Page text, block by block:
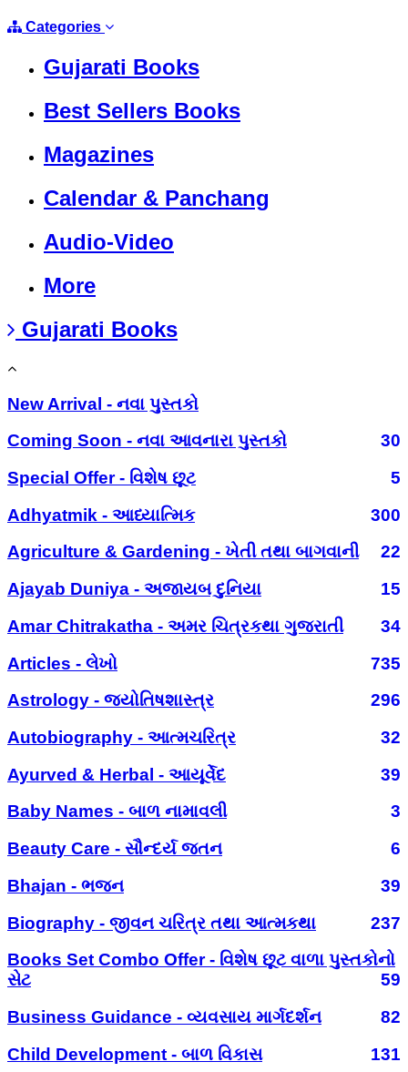
Categories
Gujarati Books
Best Sellers Books
Magazines
Calendar & Panchang
Audio-Video
More
Gujarati Books
New Arrival - નવા પુસ્તકો
Coming Soon - નવા આવનારા પુસ્તકો
30
Special Offer - વિશેષ છૂટ
5
Adhyatmik - આધ્યાત્મિક
300
Agriculture & Gardening - ખેતી તથા બાગવાની
22
Ajayab Duniya - અજાયબ દુનિયા
15
Amar Chitrakatha - અમર ચિત્રકથા ગુજરાતી
34
Articles - લેખો
735
Astrology - જ્યોતિષશાસ્ત્ર
296
Autobiography - આત્મચરિત્ર
32
Ayurved & Herbal - આયૂર્વેદ
39
Baby Names - બાળ નામાવલી
3
Beauty Care - સૌન્દર્ય જતન
6
Bhajan - ભજન
39
Biography - જીવન ચરિત્ર તથા આત્મકથા
237
Books Set Combo Offer - વિશેષ છૂટ વાળા પુસ્તકોનો
સેટ
59
Business Guidance - વ્યવસાય માર્ગદર્શન
82
Child Development - બાળ વિકાસ
131